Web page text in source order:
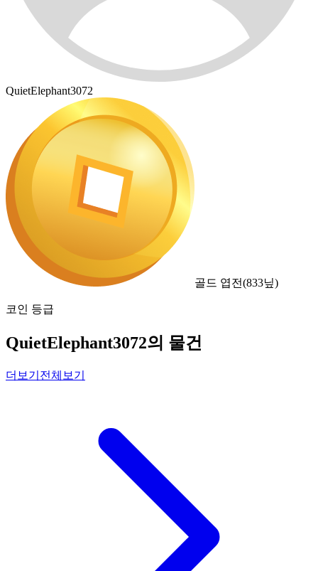
QuietElephant3072
골드 엽전(833닢)
코인 등급
QuietElephant3072의 물건
더보기 전체보기